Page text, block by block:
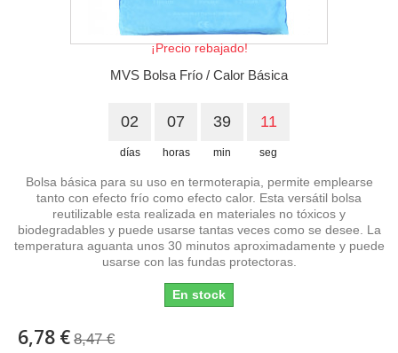
¡Precio rebajado!
MVS Bolsa Frío / Calor Básica
02
días
07
horas
39
min
10
seg
Bolsa básica para su uso en termoterapia, permite emplearse
tanto con efecto frío como efecto calor. Esta versátil bolsa
reutilizable esta realizada en materiales no tóxicos y
biodegradables y puede usarse tantas veces como se desee. La
temperatura aguanta unos 30 minutos aproximadamente y puede
usarse con las fundas protectoras.
En stock
6,78 € 8,47 €